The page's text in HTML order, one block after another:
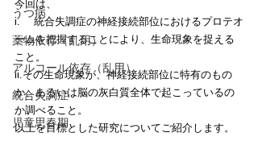
うつ病
薬物依存（乱用）
アルコール依存（乱用）
統合失調症
児童思春期
今回は、
i. 　統合失調症の神経接続部位におけるプロテオ
ームを把握することにより、生命現象を捉える
こと。
ii.その生命現象が、神経接続部位に特有のもの
か、あるいは脳の灰白質全体で起こっているの
か調べること。
以上を目標とした研究についてご紹介します。